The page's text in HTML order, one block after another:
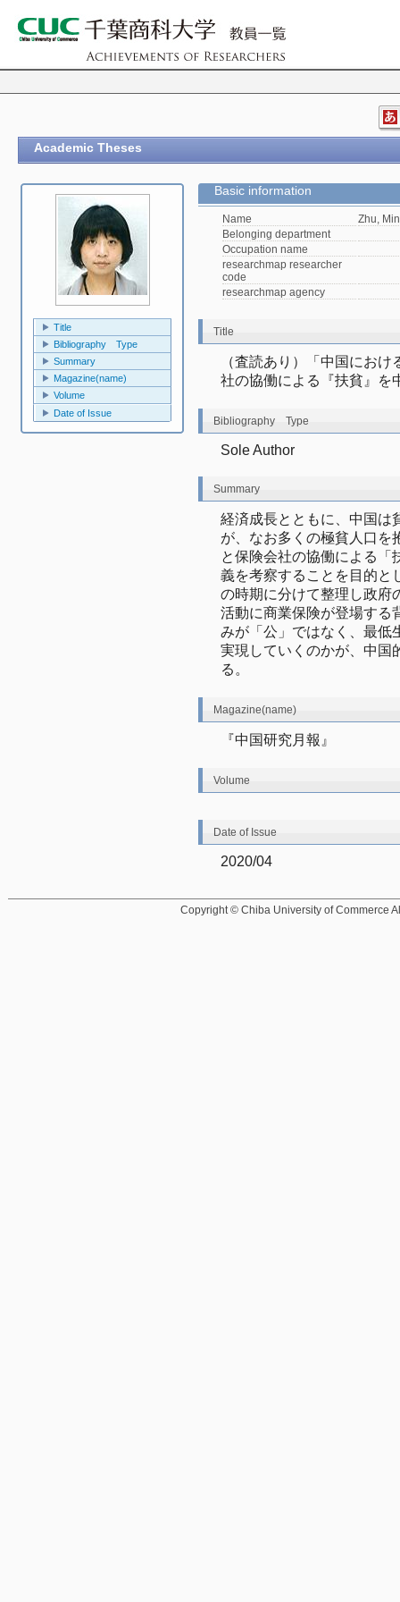
Academic Theses
Title
Bibliography Type
Summary
Magazine(name)
Volume
Date of Issue
Basic information
Name
Zhu, Min
Belonging department
Occupation name
researchmap researcher
code
researchmap agency
Title
（査読あり）「中国にお
社の協働による『扶貧』を
Bibliography Type
Sole Author
Summary
経済成長とともに、中国は
が、なお多くの極貧人口を
と保険会社の協働による「
義を考察することを目的と
の時期に分けて整理し政府
活動に商業保険が登場する
みが「公」ではなく、最低
実現していくのかが、中国
る。
Magazine(name)
『中国研究月報』
Volume
Date of Issue
2020/04